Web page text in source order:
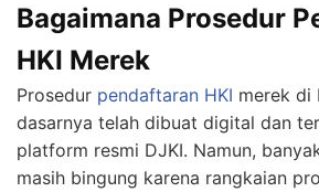
Bagaimana Prosedur
HKI Merek
Prosedur pendaftaran HKI merek di
dasarnya telah dibuat digital dan
platform resmi DJKI. Namun,
masih bingung karena rangkaian